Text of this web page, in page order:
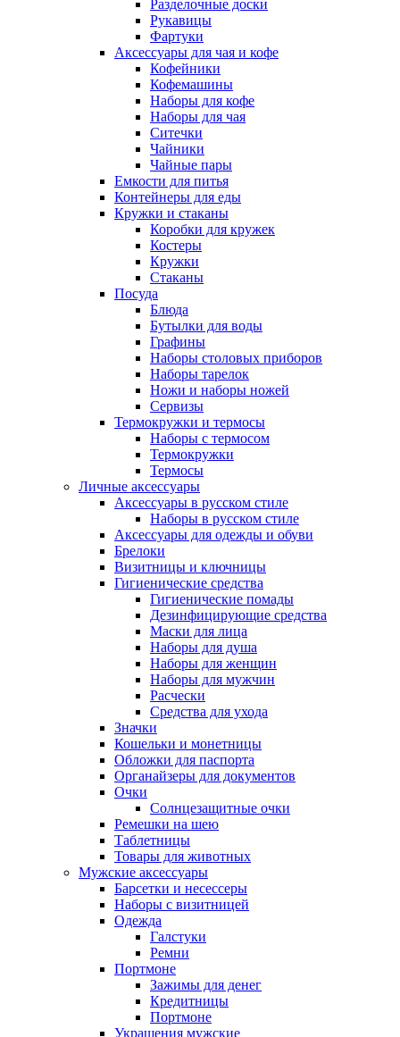
Разделочные доски
Рукавицы
Фартуки
Аксессуары для чая и кофе
Кофейники
Кофемашины
Наборы для кофе
Наборы для чая
Ситечки
Чайники
Чайные пары
Емкости для питья
Контейнеры для еды
Кружки и стаканы
Коробки для кружек
Костеры
Кружки
Стаканы
Посуда
Блюда
Бутылки для воды
Графины
Наборы столовых приборов
Наборы тарелок
Ножи и наборы ножей
Сервизы
Термокружки и термосы
Наборы с термосом
Термокружки
Термосы
Личные аксессуары
Аксессуары в русском стиле
Наборы в русском стиле
Аксессуары для одежды и обуви
Брелоки
Визитницы и ключницы
Гигиенические средства
Гигиенические помады
Дезинфицирующие средства
Маски для лица
Наборы для душа
Наборы для женщин
Наборы для мужчин
Расчески
Средства для ухода
Значки
Кошельки и монетницы
Обложки для паспорта
Органайзеры для документов
Очки
Солнцезащитные очки
Ремешки на шею
Таблетницы
Товары для животных
Мужские аксессуары
Барсетки и несессеры
Наборы с визитницей
Одежда
Галстуки
Ремни
Портмоне
Зажимы для денег
Кредитницы
Портмоне
Украшения мужские